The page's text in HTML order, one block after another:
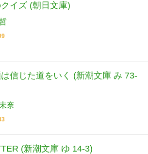
イズ (朝日文庫)
信じた道をいく (新潮文庫 み 73-
奈
(新潮文庫 ゆ 14-3)